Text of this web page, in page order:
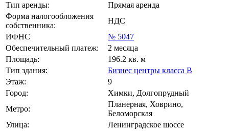
Тип аренды:
Прямая аренда
Форма налогообложения
собственника:
НДС
ИФНС
№ 5047
Обеспечительный платеж:
2 месяца
Площадь:
196.2 кв. м
Тип здания:
Бизнес центры класса B
Этаж:
9
Город:
Химки, Долгопрудный
Метро:
Планерная, Ховрино,
Беломорская
Улица:
Ленинградское шоссе